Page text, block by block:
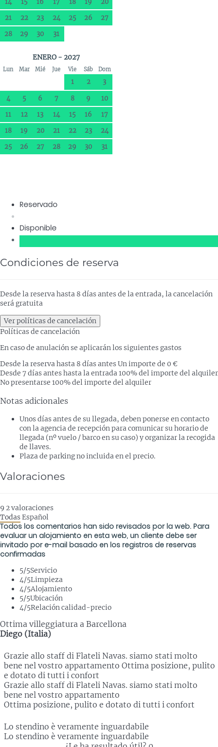
21
22 23 24 25 26
27
28
29 30 31
ENERO - 2027
Lun Mar Mié Jue Vie Sáb Dom
1 2
3
4
5 6 7 8 9
10
11
12 13 14 15 16
17
18
19 20 21 22 23
24
25
26 27 28 29 30 31
Reservado
Disponible
Condiciones de reserva
Desde la reserva hasta 8 días antes de la entrada, la cancelación
será gratuita
Ver políticas de cancelación
Políticas de cancelación
En caso de anulación se aplicarán los siguientes gastos
Desde la reserva hasta 8 días antesUn importe de 0 €
Desde 7 días antes hasta la entrada100% del importe del alquiler
No presentarse 100% del importe del alquiler
Notas adicionales
Unos días antes de su llegada, deben ponerse en contacto
con la agencia de recepción para comunicar su horario de
llegada (nº vuelo / barco en su caso) y organizar la recogida
de llaves.
Plaza de parking no incluida en el precio.
Valoraciones
9 2valoraciones
TodasEspañol
Todos los comentarios han sido revisados por la web. Para
evaluar un alojamiento en esta web, un cliente debe ser
invitado por e-mail basado en los registros de reservas
confirmadas
5/5Servicio
4/5Limpieza
4/5Alojamiento
5/5Ubicación
4/5Relación calidad-precio
Ottima villeggiatura a Barcellona
Diego (Italia)
Grazie allo staff di Flateli Navas. siamo stati molto
bene nel vostro appartamento Ottima posizione, pulito
e dotato di tutti i confort
Grazie allo staff di Flateli Navas. siamo stati molto
bene nel vostro appartamento
Ottima posizione, pulito e dotato di tutti i confort
Lo stendino è veramente inguardabile
Lo stendino è veramente inguardabile